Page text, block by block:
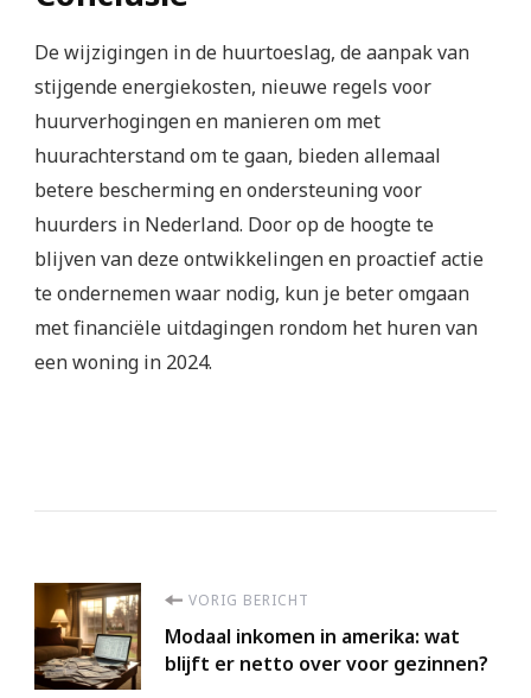
De wijzigingen in de huurtoeslag, de aanpak van
stijgende energiekosten, nieuwe regels voor
huurverhogingen en manieren om met
huurachterstand om te gaan, bieden allemaal
betere bescherming en ondersteuning voor
huurders in Nederland. Door op de hoogte te
blijven van deze ontwikkelingen en proactief actie
te ondernemen waar nodig, kun je beter omgaan
met financiële uitdagingen rondom het huren van
een woning in 2024.
Berichtnavigatie
VORIG BERICHT
Modaal inkomen in amerika: wat
blijft er netto over voor gezinnen?